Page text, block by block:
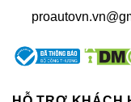
cao cấp, giá ưu
Thông số kỹ